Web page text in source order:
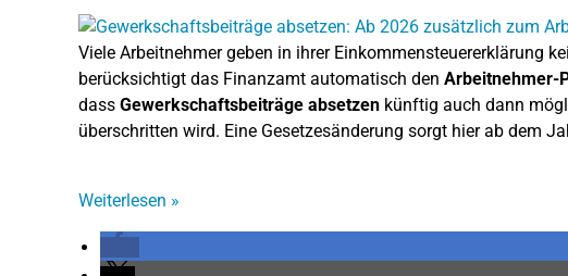
Viele Arbeitnehmer geben in ihrer Einkommensteuererklärung
berücksichtigt das Finanzamt automatisch den Arbeitnehmer-
dass Gewerkschaftsbeiträge absetzen künftig auch dann
überschritten wird. Eine Gesetzesänderung sorgt hier ab dem
Weiterlesen »